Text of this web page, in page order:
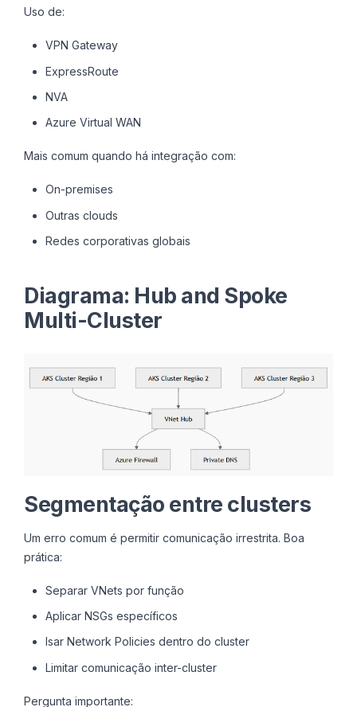
Uso de:
VPN Gateway
ExpressRoute
NVA
Azure Virtual WAN
Mais comum quando há integração com:
On-premises
Outras clouds
Redes corporativas globais
Diagrama: Hub and Spoke
Multi-Cluster
Segmentação entre clusters
Um erro comum é permitir comunicação irrestrita. Boa
prática:
Separar VNets por função
Aplicar NSGs específicos
Isar Network Policies dentro do cluster
Limitar comunicação inter-cluster
Pergunta importante: